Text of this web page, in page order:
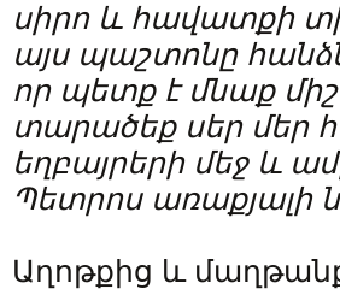
սիրո և հավատքի
այս պաշտոնը
որ պետք է մնաք
տարածեք սեր մեր
եղբայրերի մեջ և
Պետրոս առաքյալի
Աղոթքից և